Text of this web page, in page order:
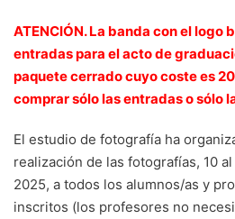
ATENCIÓN. La banda con el logo
entradas para el acto de
paquete cerrado cuyo coste es
comprar sólo las entradas o sólo
El estudio de fotografía ha
realización de las fotografías, 10
2025, a todos los alumnos/as y
inscritos (los profesores no